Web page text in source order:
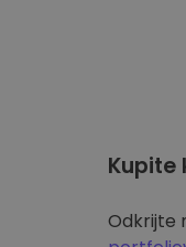
Odkrijte